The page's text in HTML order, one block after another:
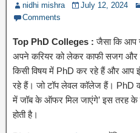
nidhi mishra July 12, 2024
Comments
Top PhD Colleges :जैसा कि आप
अपने करियर को लेकर काफी सजग और
किसी विषय में PhD कर रहे हैं और आप
रहे हैं। जो टॉप लेवल कॉलेज हैं। PhD
में जॉब के ऑफर मिल जाएंगे’ इस तरह
होती है।